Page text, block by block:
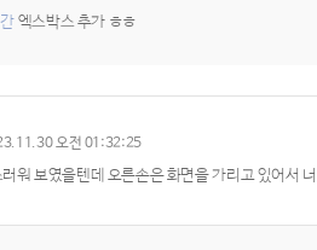
엑스박스 추가 ㅎㅎ
오전 01:32:25
워 보였을텐데 오른손은 화면을 가리고 있어서